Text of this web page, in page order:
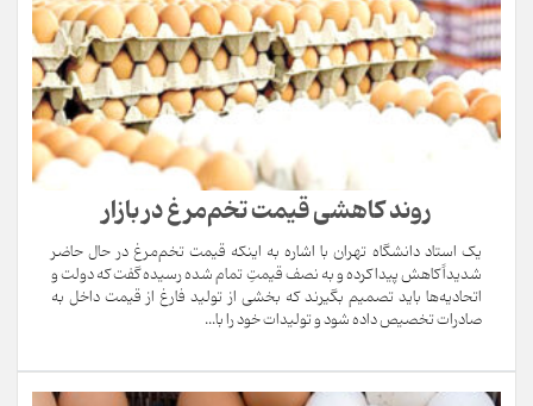
روند کاهشی قیمت تخم‌مرغ در بازار
یک استاد دانشگاه تهران با اشاره به اینکه قیمت تخم‌مرغ در حال حاضر
شدیداً کاهش پیدا کرده و به نصف قیمتِ تمام شده رسیده گفت که دولت و
اتحادیه‌ها باید تصمیم بگیرند که بخشی از تولید فارغ از قیمت داخل به
صادرات تخصیص داده شود و تولیدات خود را با...